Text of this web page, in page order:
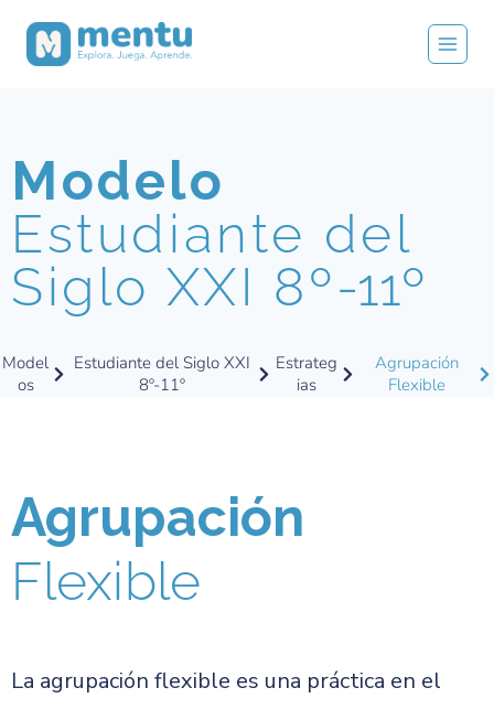
Modelo
Estudiante del
Siglo XXI 8º-11º
Model
os
Estudiante del Siglo XXI
8º-11º
Estrateg
ias
Agrupación
Flexible
Agrupación
Flexible
La agrupación flexible es una práctica en el